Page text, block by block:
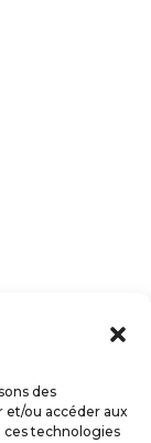
des
et/ou accéder aux
ces technologies